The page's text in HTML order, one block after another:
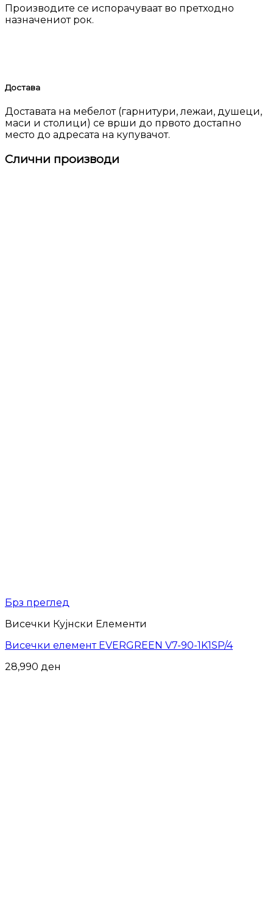
Производите се испорачуваат во претходно
назначениот рок.
Достава
Доставата на мебелот (гарнитури, лежаи, душеци,
маси и столици) се врши до првото достапно
место до адресата на купувачот.
Слични производи
Брз преглед
Висечки Кујнски Елементи
Висечки елемент EVERGREEN V7-90-1K1SP/4
28,990 ден